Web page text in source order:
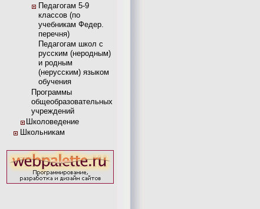
Педагогам 5-9
классов (по
учебникам Федер.
перечня)
Педагогам школ с
русским (неродным)
и родным
(нерусским) языком
обучения
Программы
общеобразовательных
учреждений
Школоведение
Школьникам